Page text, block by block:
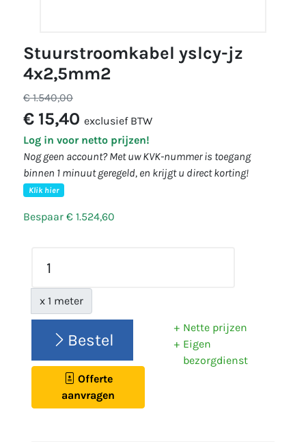
stuurstroomkabel yslcy-jz
4x2,5mm2
€ 1.540,00
€ 15,40 exclusief BTW
Log in voor netto prijzen!
Nog geen account? Met uw KVK-nummer is toegang
binnen 1 minuut geregeld, en krijgt u direct korting!
Klik hier
Bespaar € 1.524,60
x 1 meter
Bestel
Offerte
aanvragen
Nette prijzen
Eigen
bezorgdienst